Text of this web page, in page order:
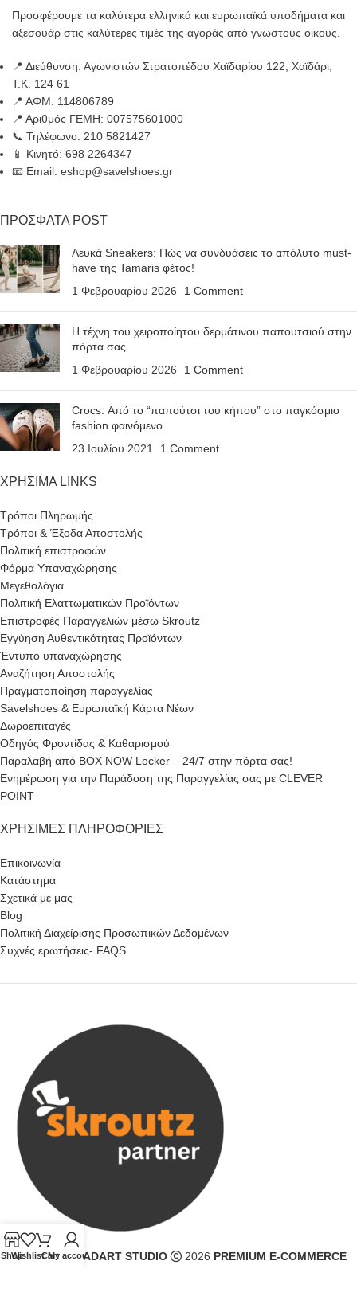
Προσφέρουμε τα καλύτερα ελληνικά και ευρωπαϊκά υποδήματα και
αξεσουάρ στις καλύτερες τιμές της αγοράς από γνωστούς οίκους.
📍 Διεύθυνση: Αγωνιστών Στρατοπέδου Χαϊδαρίου 122, Χαϊδάρι,
Τ.Κ. 124 61
📍 ΑΦΜ: 114806789
📍 Αριθμός ΓΕΜΗ: 007575601000
📞 Τηλέφωνο: 210 5821427
📱 Κινητό: 698 2264347
📧 Email: eshop@savelshoes.gr
ΠΡΟΣΦΑΤΑ POST
Λευκά Sneakers: Πώς να συνδυάσεις το απόλυτο must-
have της Tamaris φέτος!
1 Φεβρουαρίου 2026
1 Comment
Η τέχνη του χειροποίητου δερμάτινου παπουτσιού στην
πόρτα σας
1 Φεβρουαρίου 2026
1 Comment
Crocs: Από το “παπούτσι του κήπου” στο παγκόσμιο
fashion φαινόμενο
23 Ιουλίου 2021
1 Comment
ΧΡΗΣΙΜΑ LINKS
Τρόποι Πληρωμής
Τρόποι & Έξοδα Αποστολής
Πολιτική επιστροφών
Φόρμα Υπαναχώρησης
Μεγεθολόγια
Πολιτική Ελαττωματικών Προϊόντων
Επιστροφές Παραγγελιών μέσω Skroutz
Εγγύηση Αυθεντικότητας Προϊόντων
Έντυπο υπαναχώρησης
Αναζήτηση Αποστολής
Πραγματοποίηση παραγγελίας
Savelshoes & Ευρωπαϊκή Κάρτα Νέων
Δωροεπιταγές
Οδηγός Φροντίδας & Καθαρισμού
Παραλαβή από BOX NOW Locker – 24/7 στην πόρτα σας!
Ενημέρωση για την Παράδοση της Παραγγελίας σας με CLEVER
POINT
ΧΡΉΣΙΜΕΣ ΠΛΗΡΟΦΟΡΊΕΣ
Επικοινωνία
Κατάστημα
Σχετικά με μας
Blog
Πολιτική Διαχείρισης Προσωπικών Δεδομένων
Συχνές ερωτήσεις- FAQS
CREATED BYADART STUDIO 2026 PREMIUM E-COMMERCE
ShopWishlistCart
My account